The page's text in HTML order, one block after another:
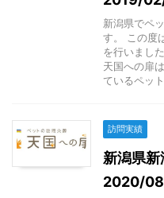
新潟県でペ
す。 この度
を行いまし
天国への扉
ているペッ
訪問実績
新潟県
2020/